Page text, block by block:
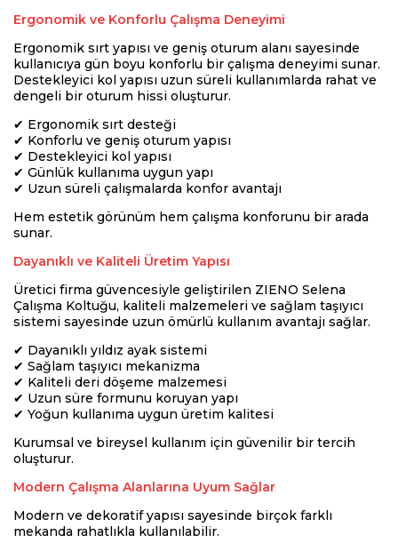
Ergonomik ve Konforlu Çalışma Deneyimi
Ergonomik sırt yapısı ve geniş oturum alanı sayesinde
kullanıcıya gün boyu konforlu bir çalışma deneyimi sunar.
Destekleyici kol yapısı uzun süreli kullanımlarda rahat ve
dengeli bir oturum hissi oluşturur.
✔ Ergonomik sırt desteği
✔ Konforlu ve geniş oturum yapısı
✔ Destekleyici kol yapısı
✔ Günlük kullanıma uygun yapı
✔ Uzun süreli çalışmalarda konfor avantajı
Hem estetik görünüm hem çalışma konforunu bir arada
sunar.
Dayanıklı ve Kaliteli Üretim Yapısı
Üretici firma güvencesiyle geliştirilen ZIENO Selena
Çalışma Koltuğu, kaliteli malzemeleri ve sağlam taşıyıcı
sistemi sayesinde uzun ömürlü kullanım avantajı sağlar.
✔ Dayanıklı yıldız ayak sistemi
✔ Sağlam taşıyıcı mekanizma
✔ Kaliteli deri döşeme malzemesi
✔ Uzun süre formunu koruyan yapı
✔ Yoğun kullanıma uygun üretim kalitesi
Kurumsal ve bireysel kullanım için güvenilir bir tercih
oluşturur.
Modern Çalışma Alanlarına Uyum Sağlar
Modern ve dekoratif yapısı sayesinde birçok farklı
mekanda rahatlıkla kullanılabilir.